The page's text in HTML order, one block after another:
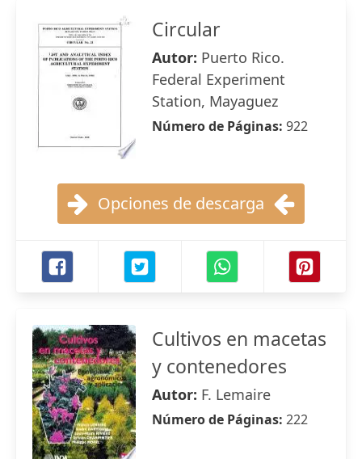
Circular
Autor: Puerto Rico.
Federal Experiment
Station, Mayaguez
Número de Páginas: 922
Opciones de descarga
Cultivos en macetas
y contenedores
Autor: F. Lemaire
Número de Páginas: 222